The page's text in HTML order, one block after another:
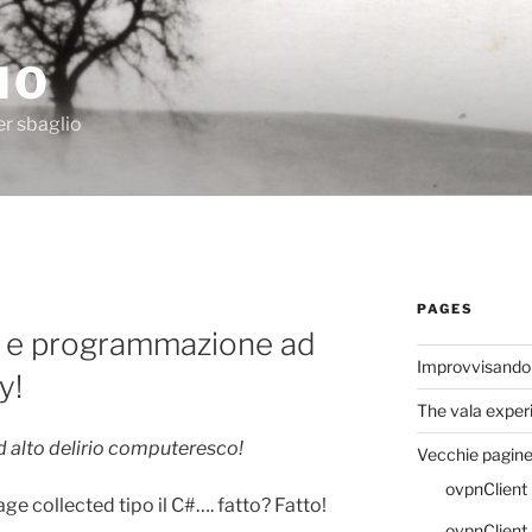
sbaglio
programmazione ad
alto delirio computeresco!
collected tipo il C#…. fatto? Fatto!
PAGES
Improvvisando
The vala
Vecchie pagine
ovpnClient